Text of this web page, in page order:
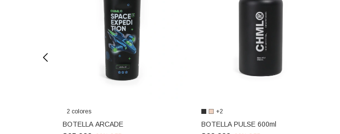
2 colores
BOTELLA ARCADE
+2
BOTELLA PULSE 600ml